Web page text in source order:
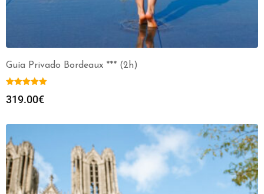
Guía Privado Bordeaux *** (2h)
319.00€